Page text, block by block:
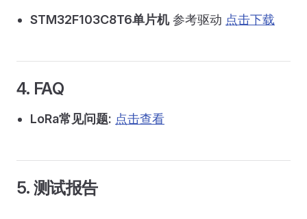
STM32F103C8T6单片机参考驱动 点击下载
4. FAQ
LoRa常见问题: 点击查看
5. 测试报告